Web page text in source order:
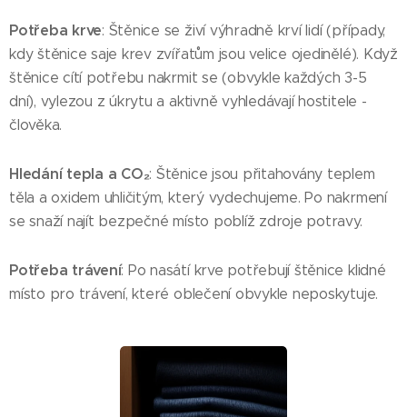
Potřeba krve: Štěnice se živí výhradně krví lidí (případy,
kdy štěnice saje krev zvířatům jsou velice ojedinělé). Když
štěnice cítí potřebu nakrmit se (obvykle každých 3-5
dní), vylezou z úkrytu a aktivně vyhledávají hostitele -
člověka.
Hledání tepla a CO₂: Štěnice jsou přitahovány teplem
těla a oxidem uhličitým, který vydechujeme. Po nakrmení
se snaží najít bezpečné místo poblíž zdroje potravy.
Potřeba trávení: Po nasátí krve potřebují štěnice klidné
místo pro trávení, které oblečení obvykle neposkytuje.